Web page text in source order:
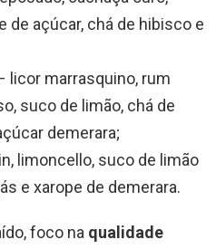
de açúcar, chá de hibisco e
licor marrasquino, rum
suco de limão, chá de
demerara;
limoncello, suco de limão
e xarope de demerara.
foco na qualidade